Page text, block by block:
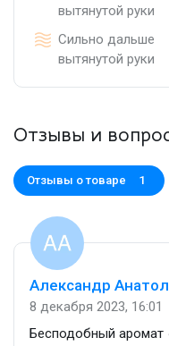
вытянутой руки
Сильно дальше
вытянутой руки
Отзывы и
Отзывы о товаре 1
Александр
8 декабря 2023, 16:01
Бесподобный аромат